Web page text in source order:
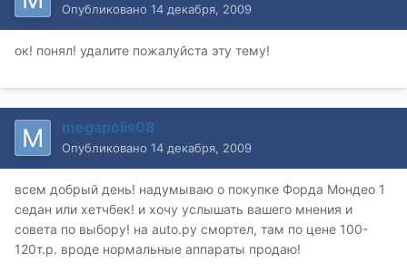
Опубликовано 14 декабря, 2009
ок! понял! удалите пожалуйста эту тему!
megapolis08
Опубликовано 14 декабря, 2009
всем добрый день! надумываю о покупке Форда Мондео 1
седан или хетчбек! и хочу услышать вашего мнения и
совета по выбору! на auto.ру смортел, там по цене 100-
120т.р. вроде нормальные аппараты продаю!